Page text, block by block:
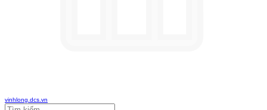
vinhlong.dcs.vn